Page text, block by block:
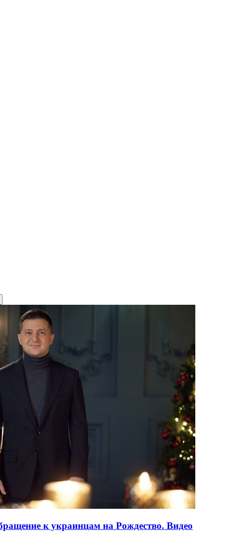
к украинцам на Рождество. Видео